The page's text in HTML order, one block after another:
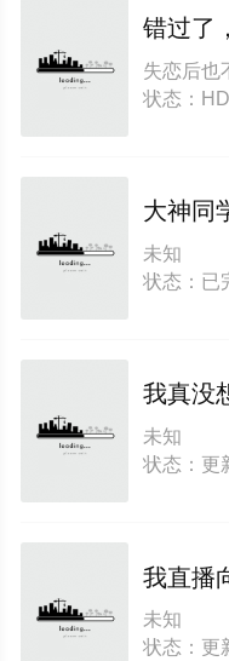
错过了
失恋后也
状态：
大神同
未知
状态：已
我真没
未知
状态：更
我直播
未知
状态：更